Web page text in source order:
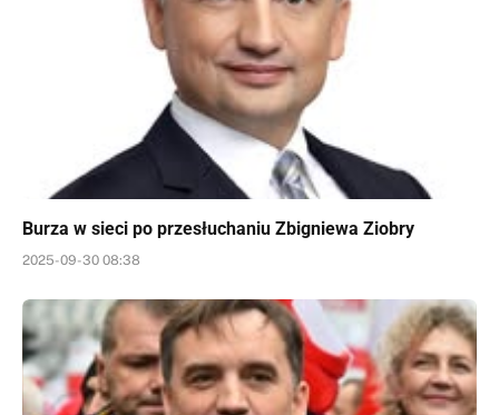
Burza w sieci po przesłuchaniu Zbigniewa Ziobry
2025-09-30 08:38